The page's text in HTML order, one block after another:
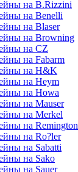
на B.Rizzini
на Benelli
на Blaser
на Browning
на CZ
на Fabarm
на H&K
на Heym
на Howa
на Mauser
на Merkel
на Remington
на Ro?ler
на Sabatti
на Sako
на Sauer